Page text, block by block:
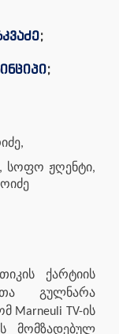
;
;
სოფო ჟღენტი,
ქარტიის
გულნარა
Marneuli TV-ის
მომზადებულ